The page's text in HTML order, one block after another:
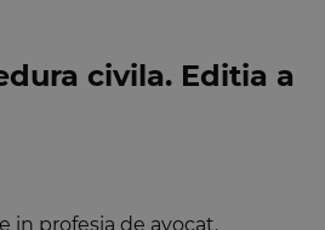
civila. Editia a
in profesia de avocat.